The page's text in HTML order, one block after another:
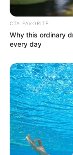
CTA FAVORITE
Why this ordinary
every day